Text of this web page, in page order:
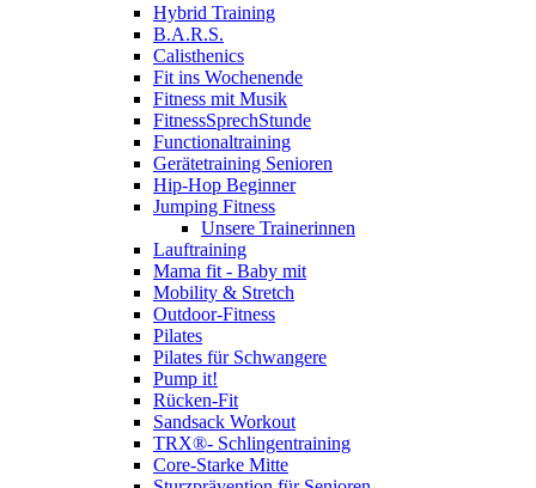
Hybrid Training
B.A.R.S.
Calisthenics
Fit ins Wochenende
Fitness mit Musik
FitnessSprechStunde
Functionaltraining
Gerätetraining Senioren
Hip-Hop Beginner
Jumping Fitness
Unsere Trainerinnen
Lauftraining
Mama fit - Baby mit
Mobility & Stretch
Outdoor-Fitness
Pilates
Pilates für Schwangere
Pump it!
Rücken-Fit
Sandsack Workout
TRX®- Schlingentraining
Core-Starke Mitte